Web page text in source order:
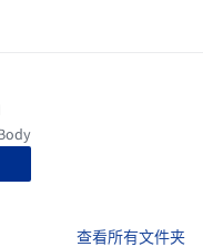
查看所有文件夹